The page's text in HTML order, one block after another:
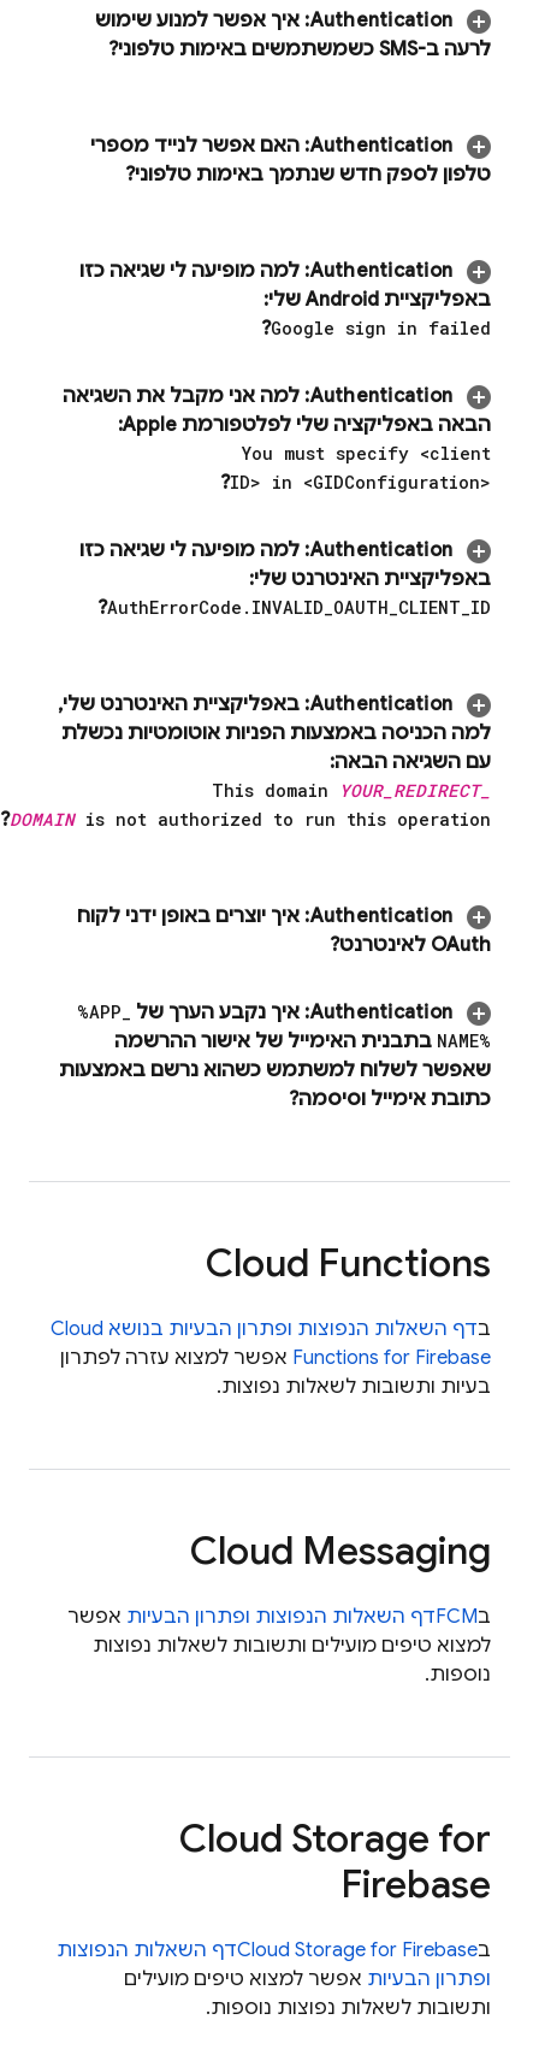
Authentication
: איך אפשר למנוע שימוש
לרעה ב-SMS כשמשתמשים באימות טלפוני?
Authentication
: האם אפשר לנייד מספרי
טלפון לספק חדש שנתמך באימות טלפוני?
Authentication
: למה מופיעה לי שגיאה כזו
באפליקציית Android שלי:
Google sign in failed
?
Authentication
: למה אני מקבל את השגיאה
הבאה באפליקציה שלי לפלטפורמת Apple:‏
You must specify <client
ID> in <GIDConfiguration>
?
Authentication
: למה מופיעה לי שגיאה כזו
באפליקציית האינטרנט שלי:
AuthErrorCode . INVALID_OAUTH_CLIENT_ID
?
Authentication
: באפליקציית האינטרנט שלי,
למה הכניסה באמצעות הפניות אוטומטיות נכשלת
עם השגיאה הבאה:
This domain YOUR_ REDIRECT_
DOMAINis not authorized to run this operation
?
Authentication
: איך יוצרים באופן ידני לקוח
OAuth לאינטרנט?
Authentication
: איך נקבע הערך של %APP_
NAME% בתבנית האימייל של אישור ההרשמה
שאפשר לשלוח למשתמש כשהוא נרשם באמצעות
כתובת אימייל וסיסמה?
Cloud Functions
ב
דף השאלות הנפוצות ופתרון הבעיות בנושא Cloud
Functions for Firebase אפשר למצוא עזרה לפתרון
בעיות ותשובות לשאלות נפוצות.
Cloud Messaging
בFCMדף השאלות הנפוצות ופתרון הבעיות אפשר
למצוא טיפים מועילים ותשובות לשאלות נפוצות
נוספות.
Cloud Storage for
Firebase
בCloud Storage for Firebaseדף השאלות הנפוצות
ופתרון הבעיות אפשר למצוא טיפים מועילים
ותשובות לשאלות נפוצות נוספות.